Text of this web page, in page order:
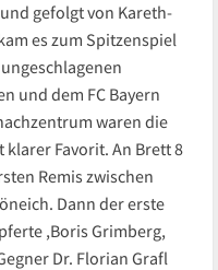
gefolgt von Kareth-
es zum Spitzenspiel
und dem FC Bayern
waren die
Favorit. An Brett 8
Remis zwischen
Dann der erste
,Boris Grimberg,
Dr. Florian Grafl